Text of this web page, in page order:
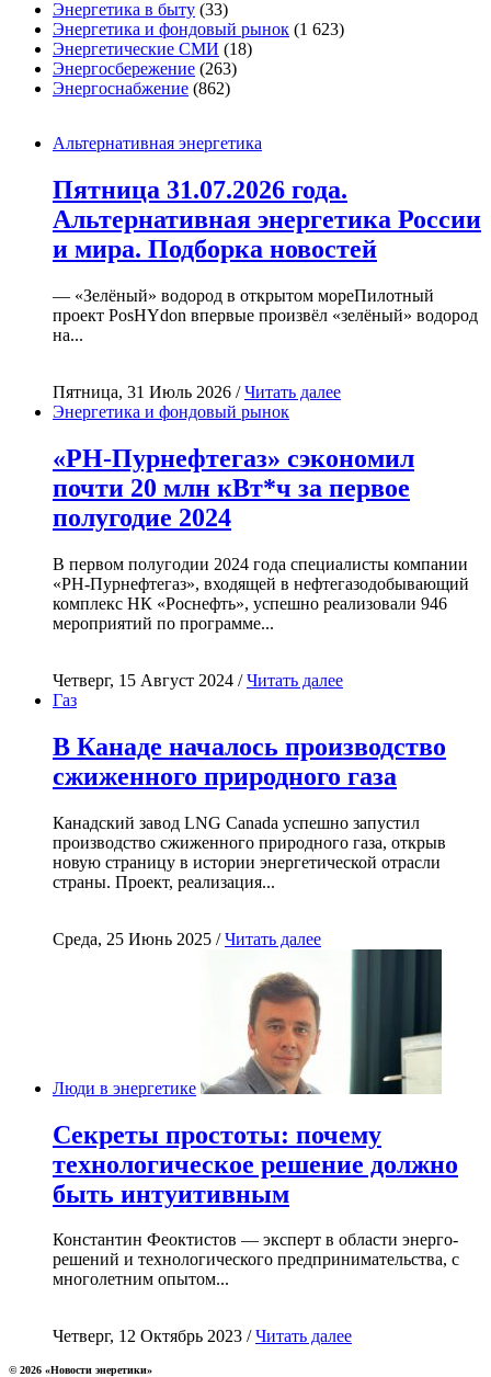
Энергетика в быту (33)
Энергетика и фондовый рынок (1 623)
Энергетические СМИ (18)
Энергосбережение (263)
Энергоснабжение (862)
Альтернативная энергетика
Пятница 31.07.2026 года.
Альтернативная энергетика России
и мира. Подборка новостей
— «Зелёный» водород в открытом мореПилотный
проект PosHYdon впервые произвёл «зелёный» водород
на...
Пятница, 31 Июль 2026 /Читать далее
Энергетика и фондовый рынок
«РН-Пурнефтегаз» сэкономил
почти 20 млн кВт*ч за первое
полугодие 2024
В первом полугодии 2024 года специалисты компании
«РН-Пурнефтегаз», входящей в нефтегазодобывающий
комплекс НК «Роснефть», успешно реализовали 946
мероприятий по программе...
Четверг, 15 Август 2024 /Читать далее
Газ
В Канаде началось производство
сжиженного природного газа
Канадский завод LNG Canada успешно запустил
производство сжиженного природного газа, открыв
новую страницу в истории энергетической отрасли
страны. Проект, реализация...
Среда, 25 Июнь 2025 /Читать далее
Люди в энергетике
Секреты простоты: почему
технологическое решение должно
быть интуитивным
Константин Феоктистов — эксперт в области энерго-
решений и технологического предпринимательства, с
многолетним опытом...
Четверг, 12 Октябрь 2023 /Читать далее
© 2026 «Новости энеретики»